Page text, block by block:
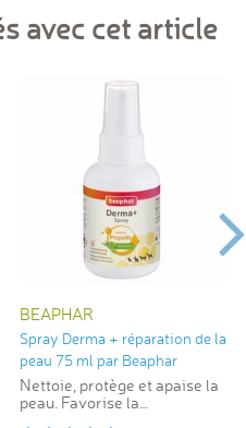
avec cet article
BEAPHAR
Spray Derma + réparation de la
peau 75 ml par Beaphar
Nettoie, protège et apaise la
peau. Favorise la